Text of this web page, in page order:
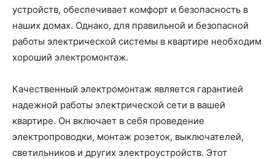
устройств, обеспечивает комфорт и безопасность в
наших домах. Однако, для правильной и безопасной
работы электрической системы в квартире необходим
хороший электромонтаж.
Качественный электромонтаж является гарантией
надежной работы электрической сети в вашей
квартире. Он включает в себя проведение
электропроводки, монтаж розеток, выключателей,
светильников и других электроустройств. Этот